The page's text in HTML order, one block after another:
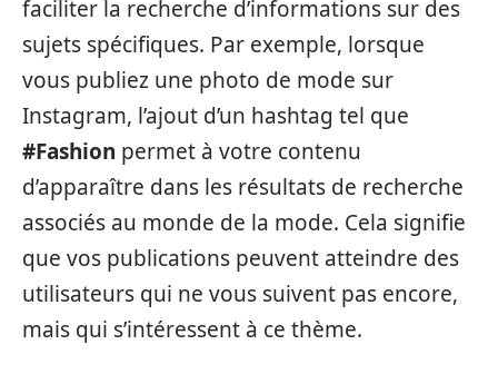
faciliter la recherche d’informations sur des
sujets spécifiques. Par exemple, lorsque
vous publiez une photo de mode sur
Instagram, l’ajout d’un hashtag tel que
#Fashion permet à votre contenu
d’apparaître dans les résultats de recherche
associés au monde de la mode. Cela signifie
que vos publications peuvent atteindre des
utilisateurs qui ne vous suivent pas encore,
mais qui s’intéressent à ce thème.